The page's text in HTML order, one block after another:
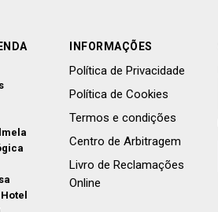
INFORMAÇÕES
Política de Privacidade
Política de Cookies
Termos e condições
Centro de Arbitragem
Livro de Reclamações
Online